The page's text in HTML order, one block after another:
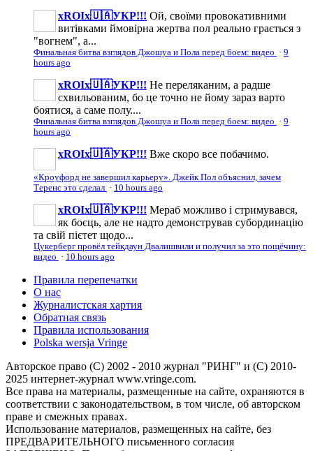
xROIx🇺🇦УКР!!! Ой, своїми провокативними
витівками ймовірна жертва пол реально грається з
"вогнем", а...
Финальная битва взглядов Джошуа и Пола перед боем: видео · 9
hours ago
xROIx🇺🇦УКР!!! Не переляканим, а радше
схвильованим, бо це точно не йому зараз варто
боятися, а саме полу....
Финальная битва взглядов Джошуа и Пола перед боем: видео · 9
hours ago
xROIx🇺🇦УКР!!! Вже скоро все побачимо.
«Кроуфорд не завершил карьеру». Джейк Пол объяснил, зачем
Теренс это сделал · 10 hours ago
xROIx🇺🇦УКР!!! Мераб можливо і стримувався,
як боєць, але не надто демонстрував субординацію
та свій пієтет щодо...
Цукерберг провёл тейкдаун Двалишвили и получил за это пощёчину:
видео · 10 hours ago
Правила перепечатки
О нас
Журналистская хартия
Обратная связь
Правила использования
Polska wersja Vringe
Авторское право (С) 2002 - 2010 журнал "РИНГ" и (С) 2010-
2025 интернет-журнал www.vringe.com.
Все права на материалы, размещенные на сайте, охраняются в
соответствии с законодательством, в том числе, об авторском
праве и смежных правах.
Использование материалов, размещенных на сайте, без
ПРЕДВАРИТЕЛЬНОГО письменного согласия